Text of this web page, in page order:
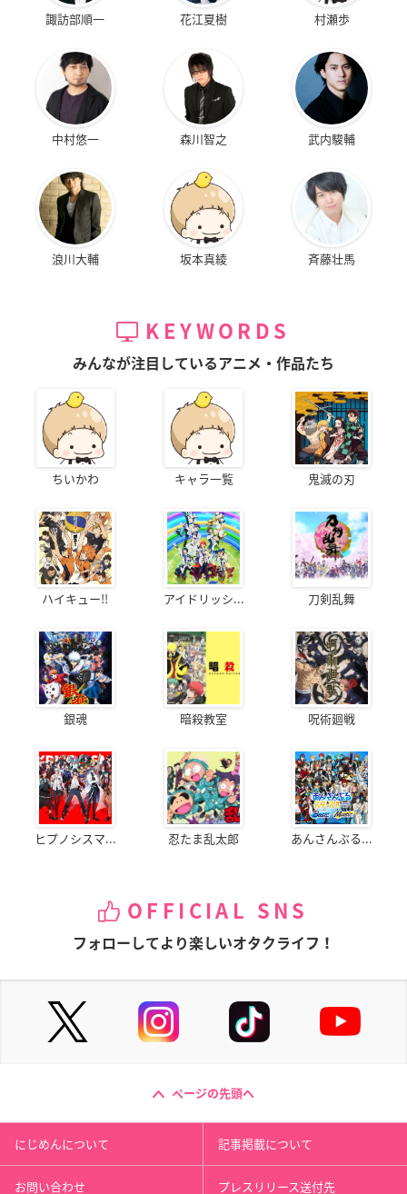
諏訪部順一 花江夏樹 村瀬歩
中村悠一 森川智之 武内駿輔
浪川大輔 坂本真綾 斉藤壮馬
KEYWORDS
みんなが注目しているアニメ・作品たち
ちいかわ キャラ一覧 鬼滅の刃
ハイキュー!! アイドリッシ... 刀剣乱舞
銀魂 暗殺教室 呪術廻戦
ヒプノシスマ... 忍たま乱太郎 あんさんぶる...
OFFICIAL SNS
フォローしてより楽しいオタクライフ！
ページの先頭へ
にじめんについて 記事掲載について
お問い合わせ プレスリリース送付先